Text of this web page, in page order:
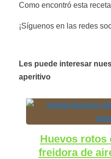
Como encontró esta
¡Síguenos en las redes
Les puede interesar
aperitivo
Huevos rotos
freidora de